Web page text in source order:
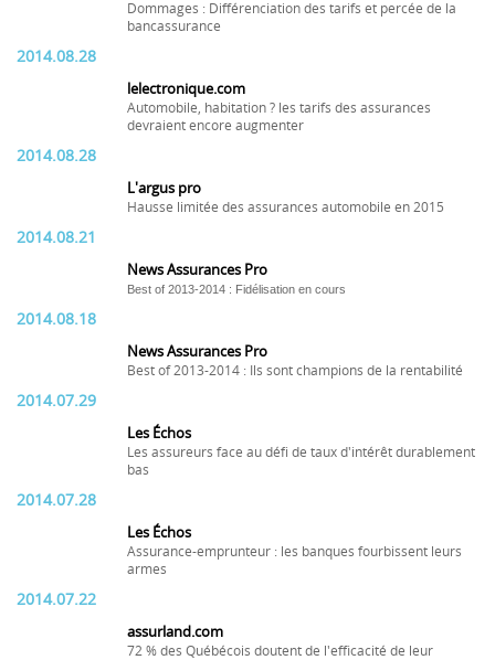
Dommages : Différenciation des tarifs et percée de la
bancassurance
2014.08.28
lelectronique.com
Automobile, habitation ? les tarifs des assurances
devraient encore augmenter
2014.08.28
L'argus pro
Hausse limitée des assurances automobile en 2015
2014.08.21
News Assurances Pro
Best of 2013-2014 : Fidélisation en cours
2014.08.18
News Assurances Pro
Best of 2013-2014 : Ils sont champions de la rentabilité
2014.07.29
Les Échos
Les assureurs face au défi de taux d'intérêt durablement
bas
2014.07.28
Les Échos
Assurance-emprunteur : les banques fourbissent leurs
armes
2014.07.22
assurland.com
72 % des Québécois doutent de l'efficacité de leur